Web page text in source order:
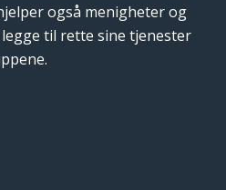
også menigheter og
til rette sine tjenester